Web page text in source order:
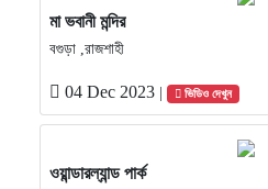
মা ভবানী মন্দির
বগুড়া ,রাজশাহী
04 Dec 2023 ভিডিও দেখুন
ওয়ান্ডারল্যান্ড পার্ক